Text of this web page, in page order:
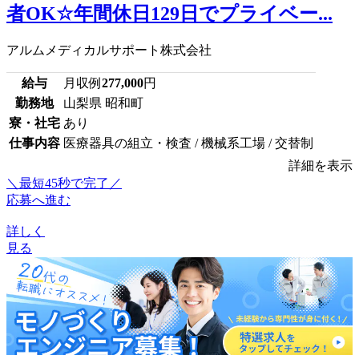
者OK☆年間休日129日でプライベー...
アルムメディカルサポート株式会社
給与 月収例 277,000円
勤務地
山梨県 昭和町
寮・社宅 あり
仕事内容 医療器具の組立・検査 / 機械系工場 / 交替制
詳細を表示
＼最短45秒で完了／
応募へ進む
詳しく
見る